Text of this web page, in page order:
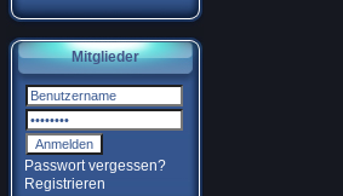
Mitglieder
Passwort vergessen?
Registrieren